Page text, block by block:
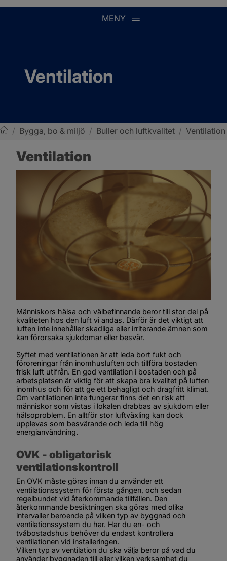
MENY
Ventilation
/ Bygga, bo & miljö / Buller och luftkvalitet / Ventilation
Ventilation
Människors hälsa och välbefinnande beror till stor del på
kvaliteten hos den luft vi andas. Därför är det viktigt att
luften inte innehåller skadliga eller irriterande ämnen som
kan förorsaka sjukdomar eller besvär.
Syftet med ventilationen är att leda bort fukt och
föroreningar från inomhusluften och tillföra bostaden
frisk luft utifrån. En god ventilation i bostaden och på
arbetsplatsen är viktig för att skapa bra kvalitet på luften
inomhus och för att ge ett behagligt och dragfritt klimat.
Om ventilationen inte fungerar finns det en risk att
människor som vistas i lokalen drabbas av sjukdom eller
hälsoproblem. En alltför stor luftväxling kan dock
upplevas som besvärande och leda till hög
energianvändning.
OVK - obligatorisk
ventilationskontroll
En OVK måste göras innan du använder ett
ventilationssystem för första gången, och sedan
regelbundet vid återkommande tillfällen. Den
återkommande besiktningen ska göras med olika
intervaller beroende på vilken typ av byggnad och
ventilationssystem du har. Har du en- och
tvåbostadshus behöver du endast kontrollera
ventilationen vid installeringen.
Vilken typ av ventilation du ska välja beror på vad du
använder byggnaden till eller vilken verksamhet du